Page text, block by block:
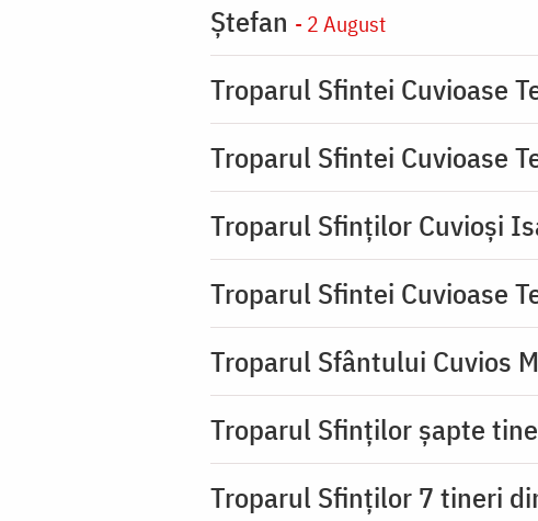
Ştefan - 2 August
Troparul Sfintei Cuvioase
Troparul Sfintei Cuvioase
Troparul Sfinţilor Cuvioşi
Troparul Sfintei Cuvioase
Troparul Sfântului Cuvios
Troparul Sfinţilor şapte
Troparul Sfinţilor 7 tineri